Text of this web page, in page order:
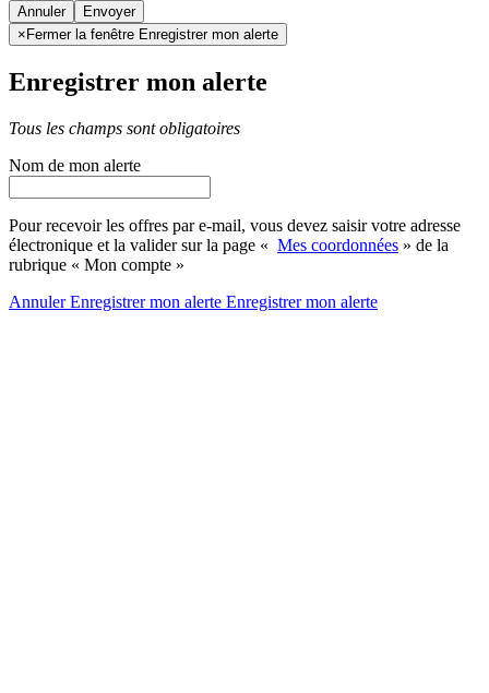
Annuler
× Fermer la fenêtre Enregistrer mon alerte
Enregistrer mon alerte
Tous les champs sont obligatoires
Nom de mon alerte
Pour recevoir les offres par e-mail, vous devez saisir votre adresse
électronique et la valider sur la page « Mes coordonnées » de la
rubrique « Mon compte »
AnnulerEnregistrer mon alerte Enregistrermon alerte